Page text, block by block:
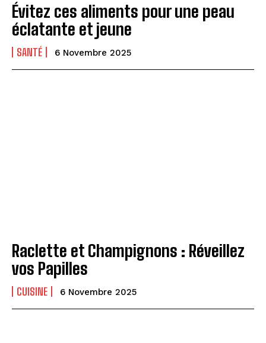
Évitez ces aliments pour une peau
éclatante et jeune
SANTÉ 6 Novembre 2025
Raclette et Champignons : Réveillez
vos Papilles
CUISINE 6 Novembre 2025